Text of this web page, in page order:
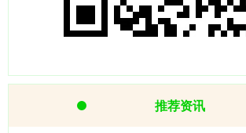
推荐资讯